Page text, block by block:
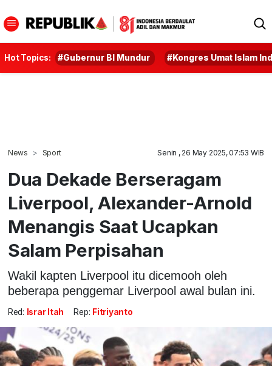
Hot Topics: #Gubernur BI Mundur #Kongres Umat Islam
News Sport Senin , 26 May 2025, 07:53 WIB
Dua Dekade Berseragam
Liverpool, Alexander-Arnold
Menangis Saat Ucapkan
Salam Perpisahan
Wakil kapten Liverpool itu dicemooh oleh
beberapa penggemar Liverpool awal bulan ini.
Red: Israr Itah Rep: Fitriyanto